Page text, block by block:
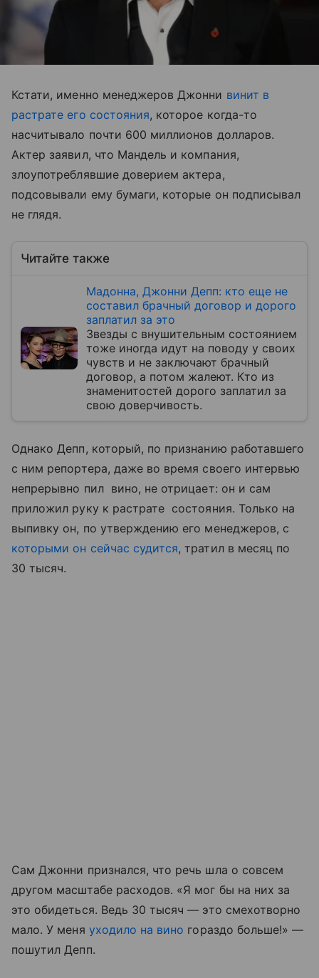
Кстати, именно менеджеров Джонни винит в
растрате его состояния, которое когда-то
насчитывало почти 600 миллионов долларов.
Актер заявил, что Мандель и компания,
злоупотреблявшие доверием актера,
подсовывали ему бумаги, которые он подписывал
не глядя.
Читайте также
Мадонна, Джонни Депп: кто еще не
составил брачный договор и дорого
заплатил за это
Звезды с внушительным состоянием
тоже иногда идут на поводу у своих
чувств и не заключают брачный
договор, а потом жалеют. Кто из
знаменитостей дорого заплатил за
свою доверчивость.
Однако Депп, который, по признанию работавшего
с ним репортера, даже во время своего интервью
непрерывно пил вино, не отрицает: он и сам
приложил руку к растрате состояния. Только на
выпивку он, по утверждению его менеджеров, с
которыми он сейчас судится, тратил в месяц по
30 тысяч.
Сам Джонни признался, что речь шла о совсем
другом масштабе расходов. «Я мог бы на них за
это обидеться. Ведь 30 тысяч — это смехотворно
мало. У меня уходило на вино гораздо больше!» —
пошутил Депп.